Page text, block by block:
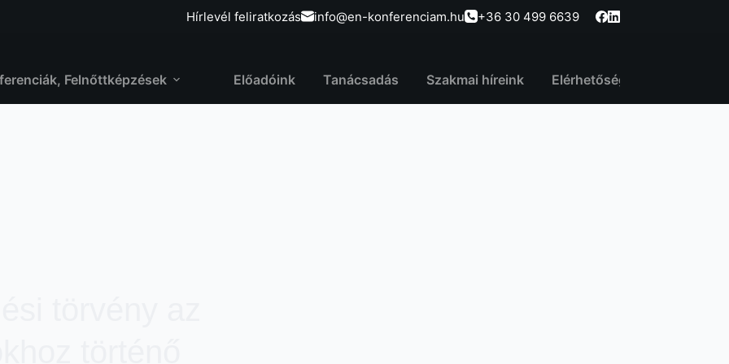
Hírlevél feliratkozás info@en-konferenciam.hu +36 30 499 6639
Felnőttképzések Előadóink Tanácsadás Szakmai híreink Elérhetőség